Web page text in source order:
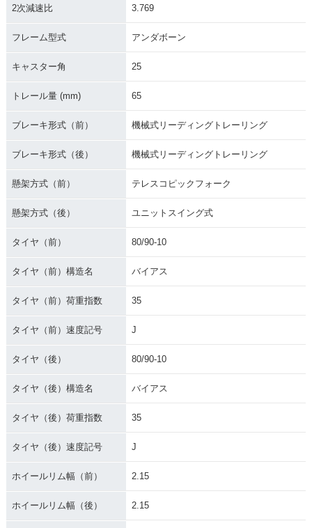
2次減速比 3.769
フレーム型式 アンダボーン
キャスター角 25
トレール量 (mm) 65
ブレーキ形式（前） 機械式リーディングトレーリング
ブレーキ形式（後） 機械式リーディングトレーリング
懸架方式（前） テレスコピックフォーク
懸架方式（後） ユニットスイング式
タイヤ（前） 80/90-10
タイヤ（前）構造名 バイアス
タイヤ（前）荷重指数 35
タイヤ（前）速度記号 J
タイヤ（後） 80/90-10
タイヤ（後）構造名 バイアス
タイヤ（後）荷重指数 35
タイヤ（後）速度記号 J
ホイールリム幅（前） 2.15
ホイールリム幅（後） 2.15